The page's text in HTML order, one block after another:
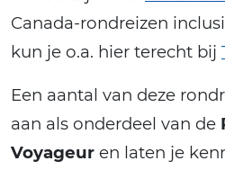
Canada-rondreizen
kun je o.a. hier terecht bij
Een aantal van deze
aan als onderdeel van de
Voyageur en laten je